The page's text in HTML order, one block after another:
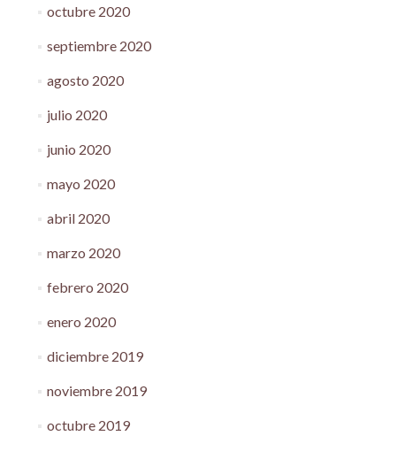
octubre 2020
septiembre 2020
agosto 2020
julio 2020
junio 2020
mayo 2020
abril 2020
marzo 2020
febrero 2020
enero 2020
diciembre 2019
noviembre 2019
octubre 2019